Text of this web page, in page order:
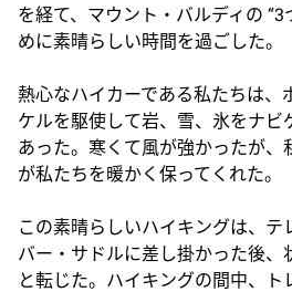
を経て、マウント・バルディの “3
めに素晴らしい時間を過ごした。
熱心なハイカーである私たちは、
ケルを駆使して岩、雪、氷をナビ
あった。寒くて風が強かったが、
が私たちを暖かく保ってくれた。
この素晴らしいハイキングは、テ
バー・サドルに差し掛かった後、
と転じた。ハイキングの間中、ト